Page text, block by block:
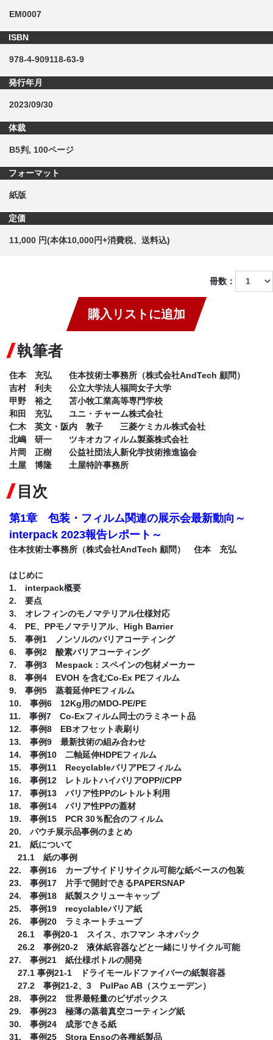
EM0007
ISBN
978-4-909118-63-9
発行年月
2023/09/30
体裁
B5判, 100ページ
フォーマット
紙版
定価
11,000 円(本体10,000円+消費税、送料込)
冊数：
購入リストに追加
執筆者
住本 充弘 住本技術士事務所（株式会社AndTech 顧問）
吉村 利夫 公立大学法人福岡女子大学
甲野 裕之 苫小牧工業高等専門学校
和田 充弘 ユニ・チャーム株式会社
仁木 英文・阪内 敦子 三菱ケミカル株式会社
北嶋 研一 ツキオカフィルム製薬株式会社
片岡 正樹 公益社団法人新化学技術推進協会
土屋 博隆 土屋特許事務所
目次
第1章 包装・フィルム関連の展示会最新動向～
interpack 2023報告レポート～
住本技術士事務所（株式会社AndTech 顧問） 住本 充弘
はじめに
1. interpack概要
2. 要点
3. オレフィンのモノマテリアル仕様対応
4. PE、PPモノマテリアル、High Barrier
5. 事例1 ノンソルのバリアコーティング
6. 事例2 酸素バリアコーティング
7. 事例3 Mespack：スペインの包材メーカー
8. 事例4 EVOH を含むCo-Ex PEフィルム
9. 事例5 蒸着延伸PEフィルム
10. 事例6 12Kg用のMDO-PE/PE
11. 事例7 Co-Exフィルム同士のラミネート品
12. 事例8 EBオフセット表刷り
13. 事例9 最新技術の組み合わせ
14. 事例10 二軸延伸HDPEフィルム
15. 事例11 RecyclableバリアPEフィルム
16. 事例12 レトルトハイバリアOPP//CPP
17. 事例13 バリア性PPのレトルト利用
18. 事例14 バリア性PPの蓋材
19. 事例15 PCR 30％配合のフィルム
20. パウチ展示品事例のまとめ
21. 紙について
21.1 紙の事例
22. 事例16 カーブサイドリサイクル可能な紙ベースの包装
23. 事例17 片手で開封できるPAPERSNAP
24. 事例18 紙製スクリューキャップ
25. 事例19 recyclableバリア紙
26. 事例20 ラミネートチューブ
26.1 事例20-1 スイス、ホフマン ネオパック
26.2 事例20-2 液体紙容器などと一緒にリサイクル可能
27. 事例21 紙仕様ボトルの開発
27.1 事例21-1 ドライモールドファイバーの紙製容器
27.2 事例21-2、3 PulPac AB（スウェーデン）
28. 事例22 世界最軽量のピザボックス
29. 事例23 極薄の蒸着真空コーティング紙
30. 事例24 成形できる紙
31. 事例25 Stora Ensoの各種紙製品